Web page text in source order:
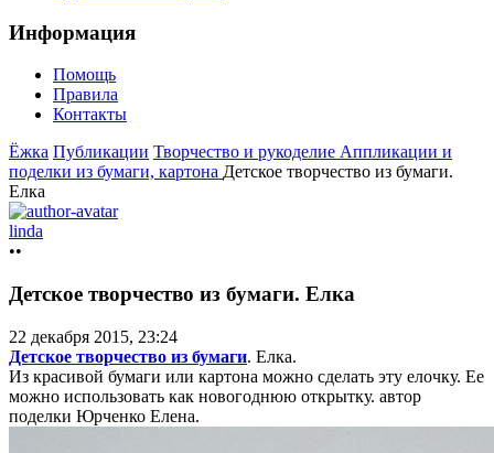
Информация
Помощь
Правила
Контакты
Ёжка Публикации Творчество и рукоделие Аппликации и
поделки из бумаги, картона Детское творчество из бумаги.
Елка
linda
••
Детское творчество из бумаги. Елка
22 декабря 2015, 23:24
Детское творчество из бумаги. Елка.
Из красивой бумаги или картона можно сделать эту елочку. Ее
можно использовать как новогоднюю открытку. автор
поделки Юрченко Елена.